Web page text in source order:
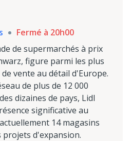
Fermé à 20h00
de supermarchés à prix
figure parmi les plus
vente au détail d'Europe.
de plus de 12 000
dizaines de pays, Lidl
significative au
14 magasins
projets d'expansion.